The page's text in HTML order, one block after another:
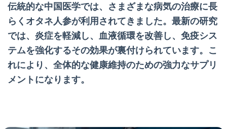
伝統的な中国医学では、さまざまな病気の治療に長
らくオタネ人参が利用されてきました。最新の研究
では、炎症を軽減し、血液循環を改善し、免疫シス
テムを強化するその効果が裏付けられています。こ
れにより、全体的な健康維持のための強力なサプリ
メントになります。